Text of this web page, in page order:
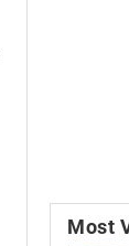
Most